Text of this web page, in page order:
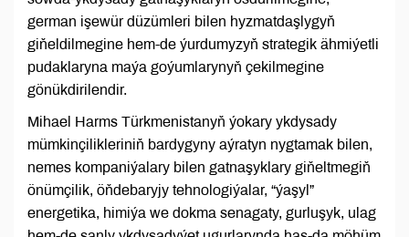
german işewür düzümleri bilen hyzmatdaşlygyň
giňeldilmegine hem-de ýurdumyzyň strategik ähmiýetli
pudaklaryna maýa goýumlarynyň çekilmegine
gönükdirilendir.
Mihael Harms Türkmenistanyň ýokary ykdysady
mümkinçilikleriniň bardygyny aýratyn nygtamak bilen,
nemes kompaniýalary bilen gatnaşyklary giňeltmegiň
önümçilik, öňdebaryjy tehnologiýalar, “ýaşyl”
energetika, himiýa we dokma senagaty, gurluşyk, ulag